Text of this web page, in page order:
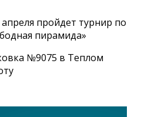
пройдет турнир по
пирамида»
№9075 в Теплом